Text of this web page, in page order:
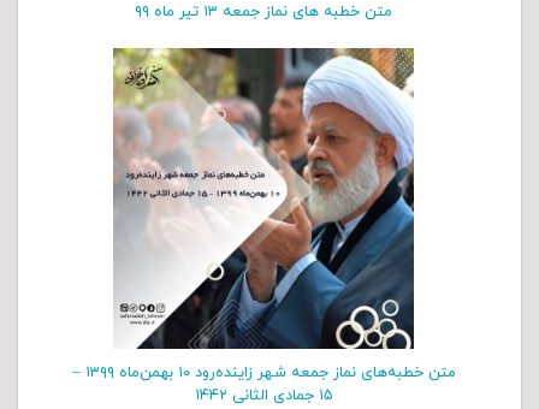
متن خطبه های نماز جمعه ۱۳ تیر ماه ۹۹
متن خطبه‌های نماز جمعه شهر زاینده‌رود ۱۰ بهمن‌‌ماه ۱۳۹۹ –
۱۵ جمادی الثانی ۱۴۴۲